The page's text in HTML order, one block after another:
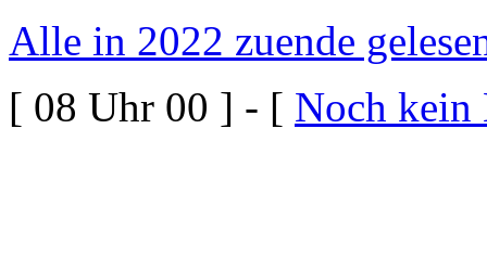
Alle in 2022 zuende
[ 08 Uhr 00 ] - [ Noch kein